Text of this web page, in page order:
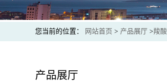
您当前的位置： 网站首页 > 产品展厅 >羧酸
产品展厅